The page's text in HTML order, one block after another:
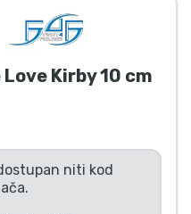
Kirby 10 cm
niti kod